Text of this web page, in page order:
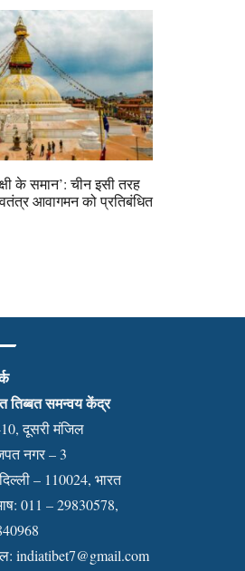
के समान’: चीन इसी तरह
आवागमन को प्रतिबंधित
तिब्बत समन्वय केंद्र
दूसरी मंजिल
नगर – 3
– 110024, भारत
011 – 29830578,
indiatibet7@gmail.com